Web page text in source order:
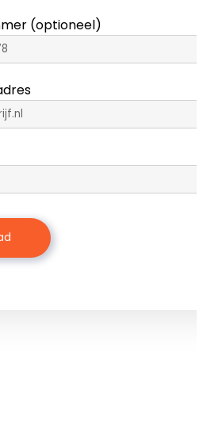
(optioneel)
leeg te laten.